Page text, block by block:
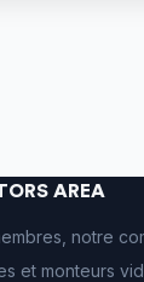
AREA
notre
et monteurs